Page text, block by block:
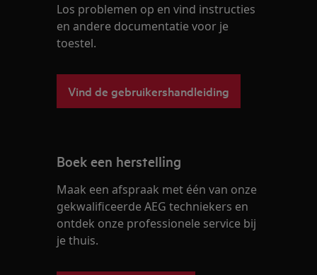
Los problemen op en vind instructies
en andere documentatie voor je
toestel.
Vind de gebruikershandleiding
Boek een herstelling
Maak een afspraak met één van onze
gekwalificeerde AEG techniekers en
ontdek onze professionele service bij
je thuis.